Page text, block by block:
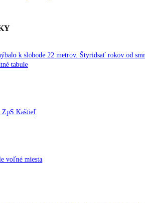
k slobode 22 metrov. Štyridsať rokov od
tabule
ZpS Kaštieľ
voľné miesta